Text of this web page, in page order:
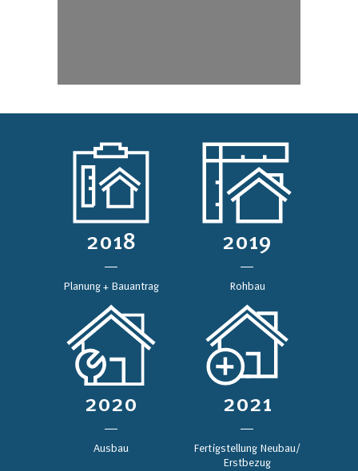
2018
Planung + Bauantrag
2019
Rohbau
2020
Ausbau
2021
Fertigstellung Neubau/
Erstbezug